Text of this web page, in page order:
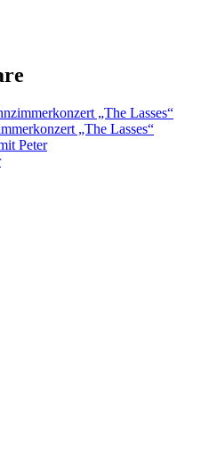
„The Lasses“
„The Lasses“
Peter